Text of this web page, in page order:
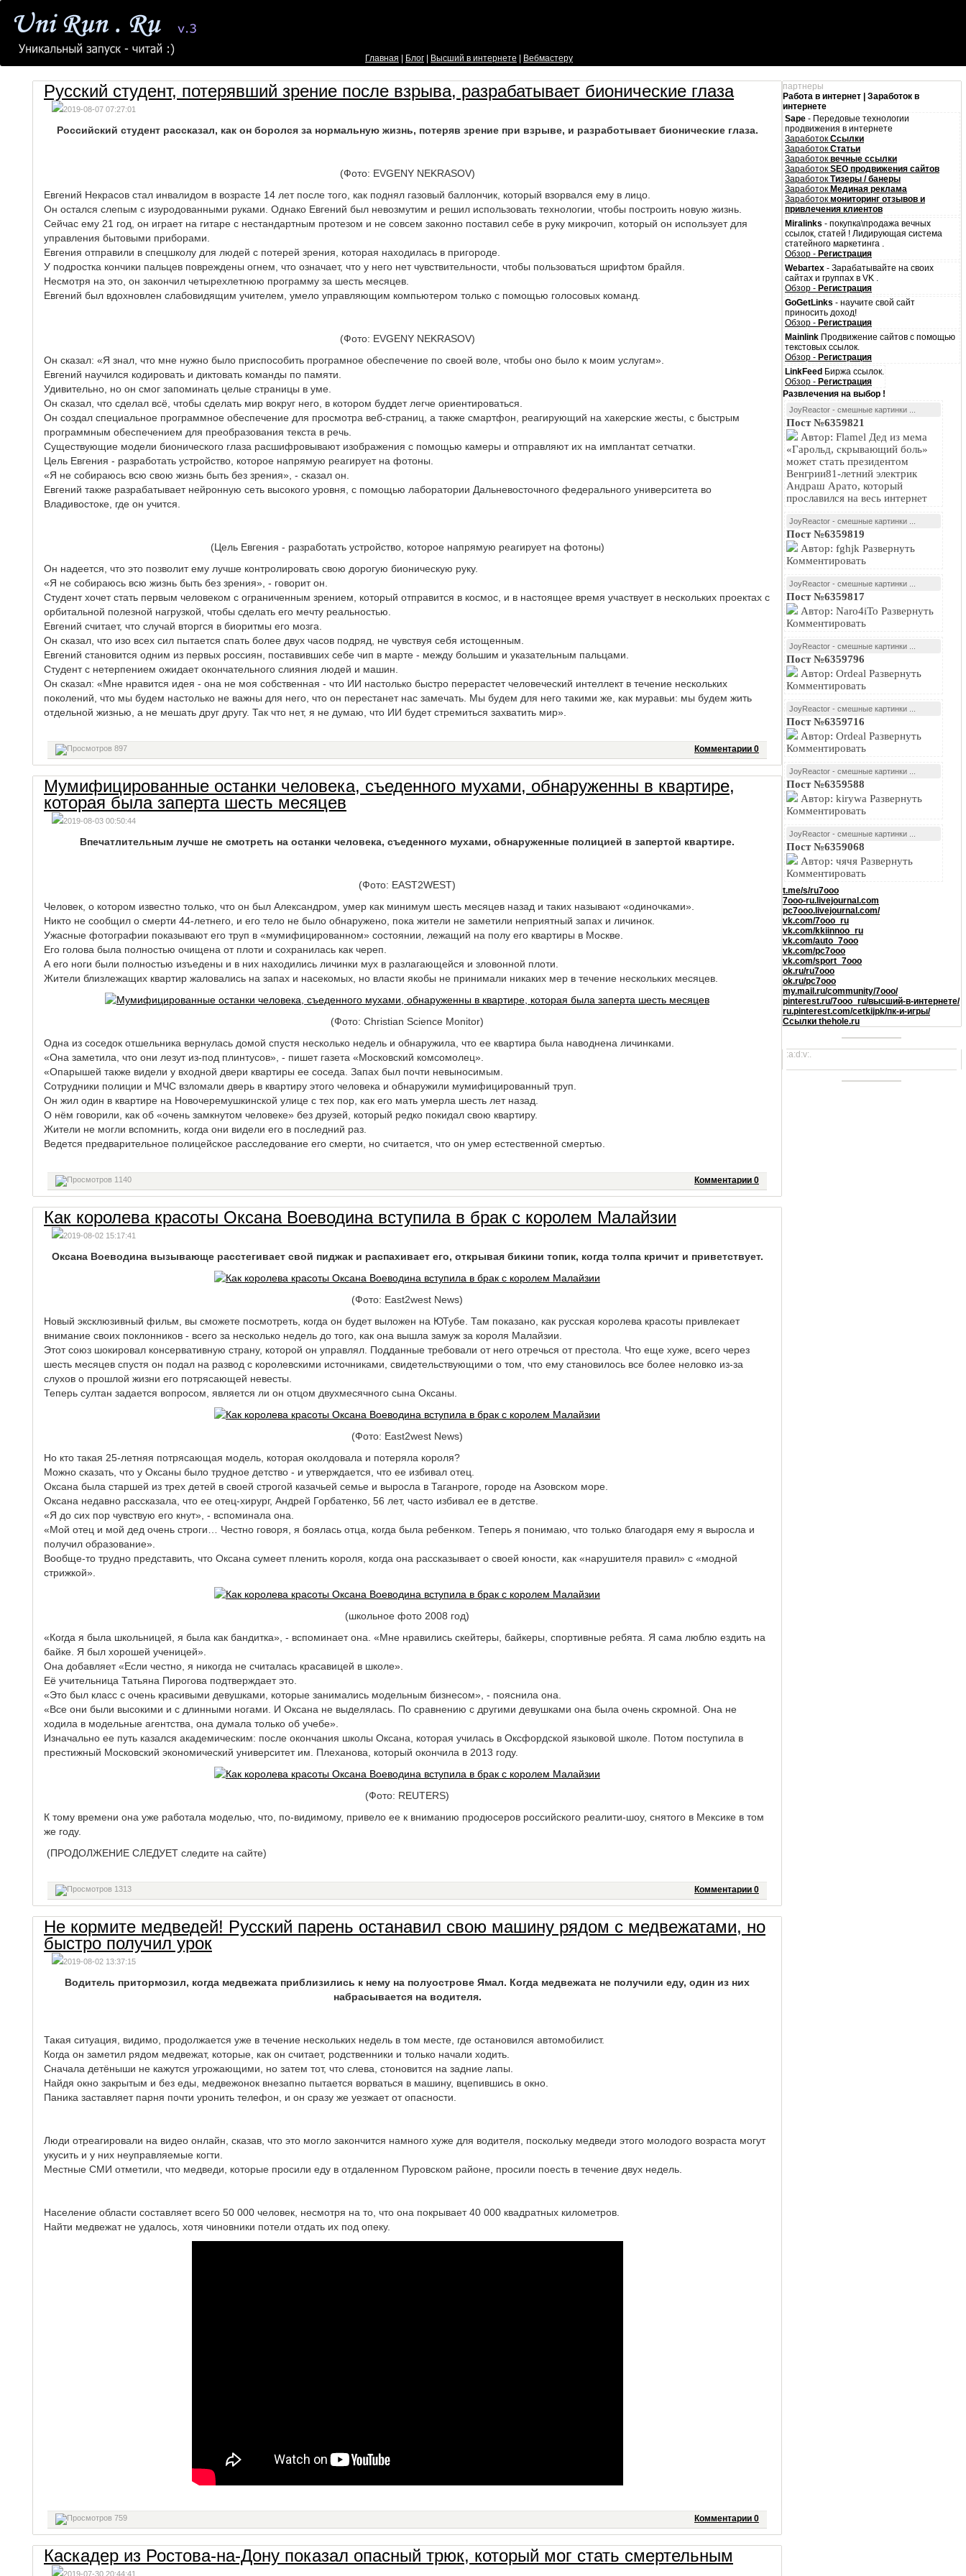
Главная Блог Высший в интернете Вебмастеру
Русский студент, потерявший зрение после взрыва, разрабатывает бионические глаза
2019-08-07 07:27:01
Российский студент рассказал, как он боролся за нормальную жизнь, потеряв зрение при взрыве, и разработывает бионические глаза.
(Фото: EVGENY NEKRASOV)
Евгений Некрасов стал инвалидом в возрасте 14 лет после того, как поднял газовый баллончик, который взорвался ему в лицо.
Он остался слепым с изуродованными руками. Однако Евгений был невозмутим и решил использовать технологии, чтобы построить новую жизнь.
Сейчас ему 21 год, он играет на гитаре с нестандартным протезом и не совсем законно поставил себе в руку микрочип, который он использует для
управления бытовыми приборами.
Евгения отправили в спецшколу для людей с потерей зрения, которая находилась в пригороде.
У подростка кончики пальцев повреждены огнем, что означает, что у него нет чувствительности, чтобы пользоваться шрифтом брайля.
Несмотря на это, он закончил четырехлетнюю программу за шесть месяцев.
Евгений был вдохновлен слабовидящим учителем, умело управляющим компьютером только с помощью голосовых команд.
(Фото: EVGENY NEKRASOV)
Он сказал: «Я знал, что мне нужно было приспособить програмное обеспечение по своей воле, чтобы оно было к моим услугам».
Евгений научился кодировать и диктовать команды по памяти.
Удивительно, но он смог запоминать целые страницы в уме.
Он сказал, что сделал всё, чтобы сделать мир вокруг него, в котором буддет легче ориентироваться.
Он создал специальное программное обеспечение для просмотра веб-страниц, а также смартфон, реагирующий на хакерские жесты, с быстрым
программным обеспечением для преобразования текста в речь.
Существующие модели бионического глаза расшифровывают изображения с помощью камеры и отправляют их на имплантат сетчатки.
Цель Евгения - разработать устройство, которое напрямую реагирует на фотоны.
«Я не собираюсь всю свою жизнь быть без зрения», - сказал он.
Евгений также разрабатывает нейронную сеть высокого уровня, с помощью лаборатории Дальневосточного федерального университета во
Владивостоке, где он учится.
(Цель Евгения - разработать устройство, которое напрямую реагирует на фотоны)
Он надеется, что это позволит ему лучше контролировать свою дорогую бионическую руку.
«Я не собираюсь всю жизнь быть без зрения», - говорит он.
Студент хочет стать первым человеком с ограниченным зрением, который отправится в космос, и в настоящее время участвует в нескольких проектах с
орбитальной полезной нагрузкой, чтобы сделать его мечту реальностью.
Евгений считает, что случай вторгся в биоритмы его мозга.
Он сказал, что изо всех сил пытается спать более двух часов подряд, не чувствуя себя истощенным.
Евгений становится одним из первых россиян, поставивших себе чип в марте - между большим и указательным пальцами.
Студент с нетерпением ожидает окончательного слияния людей и машин.
Он сказал: «Мне нравится идея - она не моя собственная - что ИИ настолько быстро перерастет человеческий интеллект в течение нескольких
поколений, что мы будем настолько не важны для него, что он перестанет нас замечать. Мы будем для него такими же, как муравьи: мы будем жить
отдельной жизнью, а не мешать друг другу. Так что нет, я не думаю, что ИИ будет стремиться захватить мир».
897 Комментарии 0
Мумифицированные останки человека, съеденного мухами, обнаруженны в квартире,
которая была заперта шесть месяцев
2019-08-03 00:50:44
Впечатлительным лучше не смотреть на останки человека, съеденного мухами, обнаруженные полицией в запертой квартире.
(Фото: EAST2WEST)
Человек, о котором известно только, что он был Александром, умер как минимум шесть месяцев назад и таких называют «одиночками».
Никто не сообщил о смерти 44-летнего, и его тело не было обнаружено, пока жители не заметили неприятный запах и личинок.
Ужасные фотографии показывают его труп в «мумифицированном» состоянии, лежащий на полу его квартиры в Москве.
Его голова была полностью очищена от плоти и сохранилась как череп.
А его ноги были полностью изъедены и в них находились личинки мух в разлагающейся и зловонной плоти.
Жители близлежащих квартир жаловались на запах и насекомых, но власти якобы не принимали никаких мер в течение нескольких месяцев.
(Фото: Christian Science Monitor)
Одна из соседок отшельника вернулась домой спустя несколько недель и обнаружила, что ее квартира была наводнена личинками.
«Она заметила, что они лезут из-под плинтусов», - пишет газета «Московский комсомолец».
«Опарышей также видели у входной двери квартиры ее соседа. Запах был почти невыносимым.
Сотрудники полиции и МЧС взломали дверь в квартиру этого человека и обнаружили мумифицированный труп.
Он жил один в квартире на Новочеремушкинской улице с тех пор, как его мать умерла шесть лет назад.
О нём говорили, как об «очень замкнутом человеке» без друзей, который редко покидал свою квартиру.
Жители не могли вспомнить, когда они видели его в последний раз.
Ведется предварительное полицейское расследование его смерти, но считается, что он умер естественной смертью.
1140 Комментарии 0
Как королева красоты Оксана Воеводина вступила в брак с королем Малайзии
2019-08-02 15:17:41
Оксана Воеводина вызывающе расстегивает свой пиджак и распахивает его, открывая бикини топик, когда толпа кричит и приветствует.
(Фото: East2west News)
Новый эксклюзивный фильм, вы сможете посмотреть, когда он будет выложен на ЮТубе. Там показано, как русская королева красоты привлекает
внимание своих поклонников - всего за несколько недель до того, как она вышла замуж за короля Малайзии.
Этот союз шокировал консервативную страну, которой он управлял. Подданные требовали от него отречься от престола. Что еще хуже, всего через
шесть месяцев спустя он подал на развод с королевскими источниками, свидетельствующими о том, что ему становилось все более неловко из-за
слухов о прошлой жизни его потрясающей невесты.
Теперь султан задается вопросом, является ли он отцом двухмесячного сына Оксаны.
(Фото: East2west News)
Но кто такая 25-летняя потрясающая модель, которая околдовала и потеряла короля?
Можно сказать, что у Оксаны было трудное детство - и утверждается, что ее избивал отец.
Оксана была старшей из трех детей в своей строгой казачьей семье и выросла в Таганроге, городе на Азовском море.
Оксана недавно рассказала, что ее отец-хирург, Андрей Горбатенко, 56 лет, часто избивал ее в детстве.
«Я до сих пор чувствую его кнут», - вспоминала она.
«Мой отец и мой дед очень строги… Честно говоря, я боялась отца, когда была ребенком. Теперь я понимаю, что только благодаря ему я выросла и
получил образование».
Вообще-то трудно представить, что Оксана сумеет пленить короля, когда она рассказывает о своей юности, как «нарушителя правил» с «модной
стрижкой».
(школьное фото 2008 год)
«Когда я была школьницей, я была как бандитка», - вспоминает она. «Мне нравились скейтеры, байкеры, спортивные ребята. Я сама люблю ездить на
байке. Я был хорошей ученицей».
Она добавляет «Если честно, я никогда не считалась красавицей в школе».
Её учительница Татьяна Пирогова подтверждает это.
«Это был класс с очень красивыми девушками, которые занимались модельным бизнесом», - пояснила она.
«Все они были высокими и с длинными ногами. И Оксана не выделялась. По сравнению с другими девушками она была очень скромной. Она не
ходила в модельные агентства, она думала только об учебе».
Изначально ее путь казался академическим: после окончания школы Оксана, которая училась в Оксфордской языковой школе. Потом поступила в
престижный Московский экономический университет им. Плеханова, который окончила в 2013 году.
(Фото: REUTERS)
К тому времени она уже работала моделью, что, по-видимому, привело ее к вниманию продюсеров российского реалити-шоу, снятого в Мексике в том
же году.
(ПРОДОЛЖЕНИЕ СЛЕДУЕТ следите на сайте)
1313 Комментарии 0
Не кормите медведей! Русский парень останавил свою машину рядом с медвежатами, но
быстро получил урок
2019-08-02 13:37:15
Водитель притормозил, когда медвежата приблизились к нему на полуострове Ямал. Когда медвежата не получили еду, один из них
набрасывается на водителя.
Такая ситуация, видимо, продолжается уже в течение нескольких недель в том месте, где остановился автомобилист.
Когда он заметил рядом медвежат, которые, как он считает, родственники и только начали ходить.
Сначала детёныши не кажутся угрожающими, но затем тот, что слева, стоновится на задние лапы.
Найдя окно закрытым и без еды, медвежонок внезапно пытается ворваться в машину, вцепившись в окно.
Паника заставляет парня почти уронить телефон, и он сразу же уезжает от опасности.
Люди отреагировали на видео онлайн, сказав, что это могло закончится намного хуже для водителя, поскольку медведи этого молодого возраста могут
укусить и у них неуправляемые когти.
Местные СМИ отметили, что медведи, которые просили еду в отдаленном Пуровском районе, просили поесть в течение двух недель.
Население области составляет всего 50 000 человек, несмотря на то, что она покрывает 40 000 квадратных километров.
Найти медвежат не удалось, хотя чиновники потели отдать их под опеку.
759 Комментарии 0
Каскадер из Ростова-на-Дону показал опасный трюк, который мог стать смертельным
2019-07-30 20:44:41
партнеры
Работа в интернет | Заработок в
интернете
Sape - Передовые технологии
продвижения в интернете
Заработок Ссылки
Заработок Статьи
Заработок вечные ссылки
Заработок SEO продвижения сайтов
Заработок Тизеры / банеры
Заработок Мединая реклама
Заработок мониторинг отзывов и
привлечения клиентов
Miralinks - покупка\продажа вечных
ссылок, статей ! Лидирующая система
статейного маркетинга .
Обзор - Регистрация
Webartex - Зарабатывайте на своих
сайтах и группах в VK .
Обзор - Регистрация
GoGetLinks - научите свой сайт
приносить доход!
Обзор - Регистрация
Mainlink Продвижение сайтов с помощью
текстовых ссылок.
Обзор - Регистрация
LinkFeed Биржа ссылок.
Обзор - Регистрация
Развлечения на выбор !
JoyReactor - смешные картинки ...
Пост №6359821
Автор: Flamel Дед из мема
«Гарольд, скрывающий боль»
может стать президентом
Венгрии81-летний электрик
Андраш Арато, который
прославился на весь интернет
JoyReactor - смешные картинки ...
Пост №6359819
Автор: fghjk Развернуть
Комментировать
JoyReactor - смешные картинки ...
Пост №6359817
Автор: Naro4iTo Развернуть
Комментировать
JoyReactor - смешные картинки ...
Пост №6359796
Автор: Ordeal Развернуть
Комментировать
JoyReactor - смешные картинки ...
Пост №6359716
Автор: Ordeal Развернуть
Комментировать
JoyReactor - смешные картинки ...
Пост №6359588
Автор: kirywa Развернуть
Комментировать
JoyReactor - смешные картинки ...
Пост №6359068
Автор: чячя Развернуть
Комментировать
t.me/s/ru7ooo
7ooo-ru.livejournal.com
pc7ooo.livejournal.com/
vk.com/7ooo_ru
vk.com/kkiinnoo_ru
vk.com/auto_7ooo
vk.com/pc7ooo
vk.com/sport_7ooo
ok.ru/ru7ooo
ok.ru/pc7ooo
my.mail.ru/community/7ooo/
pinterest.ru/7ooo_ru/высший-в-интернете/
ru.pinterest.com/cetkijpk/пк-и-игры/
Ссылки thehole.ru
:a:d:v:.